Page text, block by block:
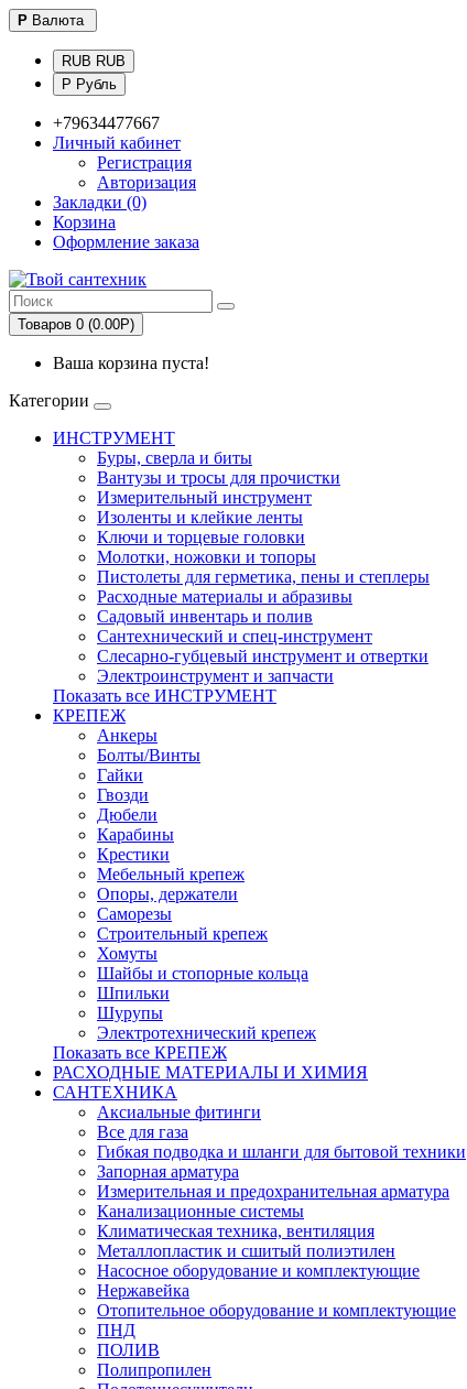
Р Валюта
RUB RUB
Р Рубль
+79634477667
Личный кабинет
Регистрация
Авторизация
Закладки (0)
Корзина
Оформление заказа
Товаров 0 (0.00Р)
Ваша корзина пуста!
Категории
ИНСТРУМЕНТ
Буры, сверла и биты
Вантузы и тросы для прочистки
Измерительный инструмент
Изоленты и клейкие ленты
Ключи и торцевые головки
Молотки, ножовки и топоры
Пистолеты для герметика, пены и степлеры
Расходные материалы и абразивы
Садовый инвентарь и полив
Сантехнический и спец-инструмент
Слесарно-губцевый инструмент и отвертки
Электроинструмент и запчасти
Показать все ИНСТРУМЕНТ
КРЕПЕЖ
Анкеры
Болты/Винты
Гайки
Гвозди
Дюбели
Карабины
Крестики
Мебельный крепеж
Опоры, держатели
Саморезы
Строительный крепеж
Хомуты
Шайбы и стопорные кольца
Шпильки
Шурупы
Электротехнический крепеж
Показать все КРЕПЕЖ
РАСХОДНЫЕ МАТЕРИАЛЫ И ХИМИЯ
САНТЕХНИКА
Аксиальные фитинги
Все для газа
Гибкая подводка и шланги для бытовой техники
Запорная арматура
Измерительная и предохранительная арматура
Канализационные системы
Климатическая техника, вентиляция
Металлопластик и сшитый полиэтилен
Насосное оборудование и комплектующие
Нержавейка
Отопительное оборудование и комплектующие
ПНД
ПОЛИВ
Полипропилен